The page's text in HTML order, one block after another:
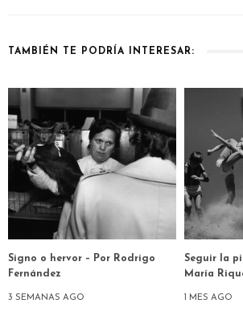
TAMBIÉN TE PODRÍA INTERESAR:
Signo o hervor – Por Rodrigo
Fernández
3 SEMANAS AGO
Seguir la
María
1 MES AGO